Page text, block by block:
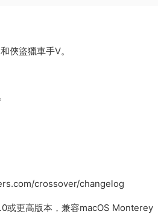
俠盜獵車手V。
crossover/changelog
或更高版本，兼容macOS Monterey